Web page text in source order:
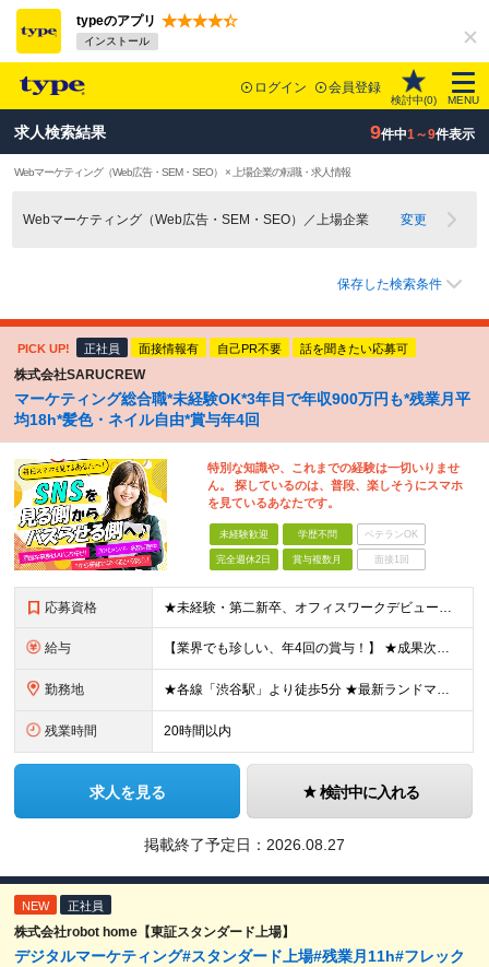
typeのアプリ
インストール
ログイン 会員登録
検討中(0) MENU
求人検索結果 9件中1～9件表示
Webマーケティング（Web広告・SEM・SEO） × 上場企業の転職・求人情報
Webマーケティング（Web広告・SEM・SEO）／上場企業 変更
保存した検索条件
PICK UP! 正社員 面接情報有 自己PR不要 話を聞きたい応募可
株式会社SARUCREW
マーケティング総合職*未経験OK*3年目で年収900万円も*残業月平
均18h*髪色・ネイル自由*賞与年4回
特別な知識や、これまでの経験は一切いりませ
ん。 探しているのは、普段、楽しそうにスマホ
を見ているあなたです。
未経験歓迎 学歴不問 ベテランOK
完全週休2日 賞与複数月 面接1回
応募資格 ★未経験・第二新卒、オフィスワークデビュー大歓迎 ★平均年齢は28.6歳！ ★20代の若手メンバーが中心になって活躍している職場です！ ●学歴不問 ※35歳以下の方（若年層の長期キャリア形成） ★こ
給与 【業界でも珍しい、年4回の賞与！】 ★成果次第でスピード昇給可 →20代で年収700万〜900万超も！ ■未経験：月給26〜30万円＋賞与年4回（業績による）＋各種手当 ※経験・スキルを考慮して決定
勤務地 ★各線「渋谷駅」より徒歩5分 ★最新ランドマークオフィスです！ ★転勤はありません 【本社】 東京都渋谷区道玄坂2-25-12 道玄坂通 dogenzaka-dori 5階 ※(変更の範囲)上記を除
残業時間 20時間以内
求人を見る 検討中に入れる
掲載終了予定日： 2026.08.27
NEW 正社員
株式会社robot home【東証スタンダード上場】
デジタルマーケティング#スタンダード上場#残業月11h#フレック